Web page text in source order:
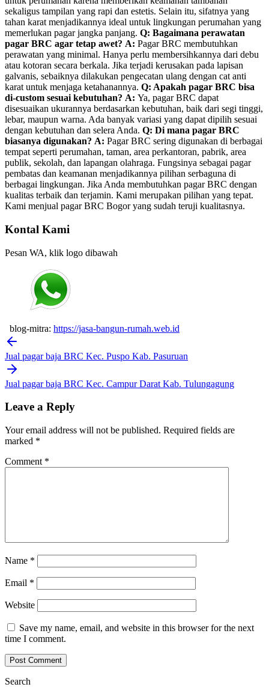
sekaligus tampilan yang rapi dan estetis. Selain itu, sifatnya yang
tahan karat menjadikannya ideal untuk lingkungan perumahan yang
memerlukan pagar jangka panjang. Q: Bagaimana perawatan
pagar BRC agar tetap awet? A: Pagar BRC membutuhkan
perawatan yang minimal. Hanya perlu membersihkannya dari debu
atau kotoran secara berkala. Jika terjadi kerusakan pada lapisan
galvanis, sebaiknya dilakukan pengecatan ulang dengan cat anti
karat untuk menjaga ketahanannya. Q: Apakah pagar BRC bisa
di-custom sesuai kebutuhan? A: Ya, pagar BRC dapat
disesuaikan ukurannya berdasarkan kebutuhan, baik dari segi tinggi,
lebar, maupun warna. Ada banyak variasi yang dapat dipilih sesuai
dengan kebutuhan dan selera Anda. Q: Di mana pagar BRC
biasanya digunakan? A: Pagar BRC sering digunakan di berbagai
tempat seperti perumahan, taman, area perkantoran, pabrik, area
publik, sekolah, dan lapangan olahraga. Fungsinya sebagai pagar
pembatas dan keamanan menjadikannya pilihan serbaguna di
berbagai lingkungan. Jika Anda membutuhkan pagar BRC dengan
kualitas terbaik dan terjamin. Kami merupakan pilihan yang tepat.
Kami menjual pagar BRC Bogor yang sudah teruji kualitasnya.
Kontal Kami
Pesan WA, klik logo dibawah
blog-mitra: https://jasa-bangun-rumah.web.id
Post
navigation
Jual pagar baja BRC Kec. Puspo Kab. Pasuruan
Jual pagar baja BRC Kec. Campur Darat Kab. Tulungagung
Leave a Reply
Your email address will not be published. Required fields are
marked *
Comment *
Name *
Email *
Website
Save my name, email, and website in this browser for the next
time I comment.
Search